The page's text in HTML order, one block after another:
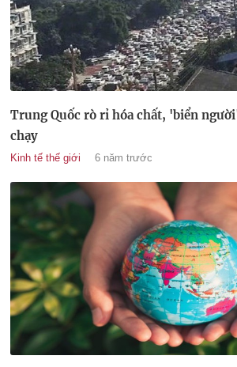
Trung Quốc rò rỉ hóa chất, 'biển
chạy
Kinh tế thế giới 6 năm trước